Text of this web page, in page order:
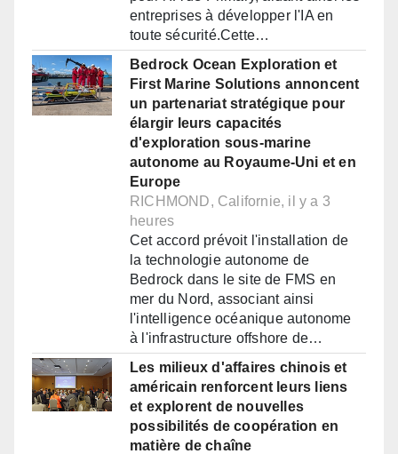
entreprises à développer l'IA en
toute sécurité.Cette…
Bedrock Ocean Exploration et
First Marine Solutions annoncent
un partenariat stratégique pour
élargir leurs capacités
d'exploration sous-marine
autonome au Royaume-Uni et en
Europe
RICHMOND, Californie, il y a 3
heures
Cet accord prévoit l'installation de
la technologie autonome de
Bedrock dans le site de FMS en
mer du Nord, associant ainsi
l'intelligence océanique autonome
à l'infrastructure offshore de…
Les milieux d'affaires chinois et
américain renforcent leurs liens
et explorent de nouvelles
possibilités de coopération en
matière de chaîne